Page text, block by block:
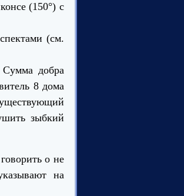
(150°) с
(см.
добра
8 дома
зыбкий
о не
на